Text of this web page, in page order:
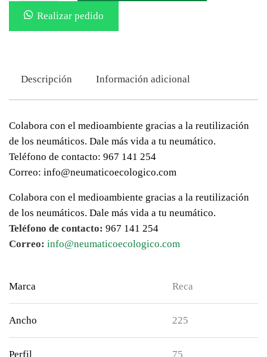
Realizar pedido
Descripción Información adicional
Colabora con el medioambiente gracias a la reutilización
de los neumáticos. Dale más vida a tu neumático.
Teléfono de contacto: 967 141 254
Correo: info@neumaticoecologico.com
Colabora con el medioambiente gracias a la reutilización
de los neumáticos. Dale más vida a tu neumático.
Teléfono de contacto: 967 141 254
Correo: info@neumaticoecologico.com
Marca Reca
Ancho 225
Perfil 75